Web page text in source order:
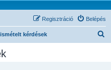
Belépés
Regisztráció
kérdések